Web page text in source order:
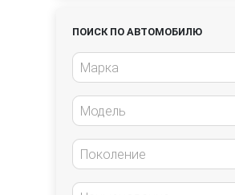
ПОИСК ПО АВТОМОБИЛЮ
Марка
Модель
Поколение